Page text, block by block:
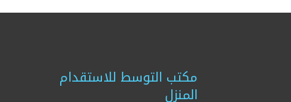
مكتب التوسط للاستقدام
المنزل